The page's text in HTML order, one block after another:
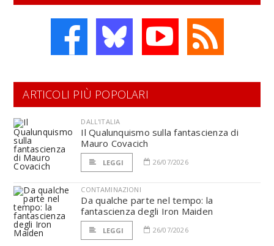
ARTICOLI PIÙ POPOLARI
DALL'ITALIA
Il Qualunquismo sulla fantascienza di
Mauro Covacich
LEGGI 26/07/2026
CONTAMINAZIONI
Da qualche parte nel tempo: la
fantascienza degli Iron Maiden
LEGGI 26/07/2026